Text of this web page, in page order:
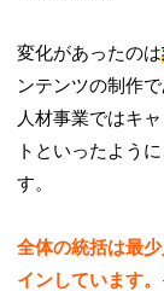
変化があったのは
ンテンツの制作
人材事業ではキ
トといったよう
す。
全体の統括は最
インしています。